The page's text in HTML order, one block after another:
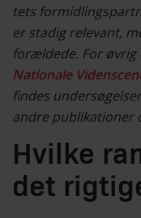
tets
er stadig relevant,
forældede. For øvrig
Nationale
findes
andre publikationer
Hvilke
det